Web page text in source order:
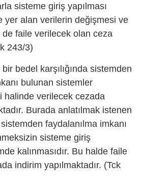
sisteme giriş yapılması
yer alan verilerin değişmesi ve
de faile verilecek olan ceza
243/3)
bir bedel karşılığında sistemden
bulunan sistemler
halinde verilecek cezada
Burada anlatılmak istenen
sistemden faydalanılma imkanı
sisteme giriş
kalınmasıdır. Bu halde faile
indirim yapılmaktadır. (Tck